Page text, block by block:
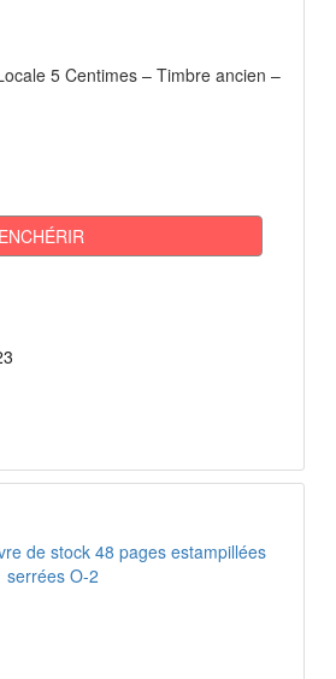
5 Centimes – Timbre ancien –
ENCHÉRIR